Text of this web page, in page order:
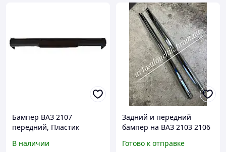
Бампер ВАЗ 2107
передний, Пластик
В наличии
Задний и передний
бампер на ВАЗ 2103 2106
Готово к отправке